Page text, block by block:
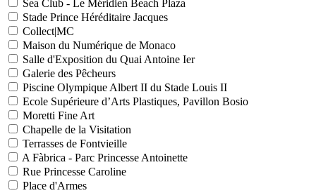
Sea Club - Le Méridien Beach Plaza
Stade Prince Héréditaire Jacques
Collect|MC
Maison du Numérique de Monaco
Salle d'Exposition du Quai Antoine Ier
Galerie des Pêcheurs
Piscine Olympique Albert II du Stade Louis II
Ecole Supérieure d’Arts Plastiques, Pavillon Bosio
Moretti Fine Art
Chapelle de la Visitation
Terrasses de Fontvieille
A Fàbrica - Parc Princesse Antoinette
Rue Princesse Caroline
Place d'Armes